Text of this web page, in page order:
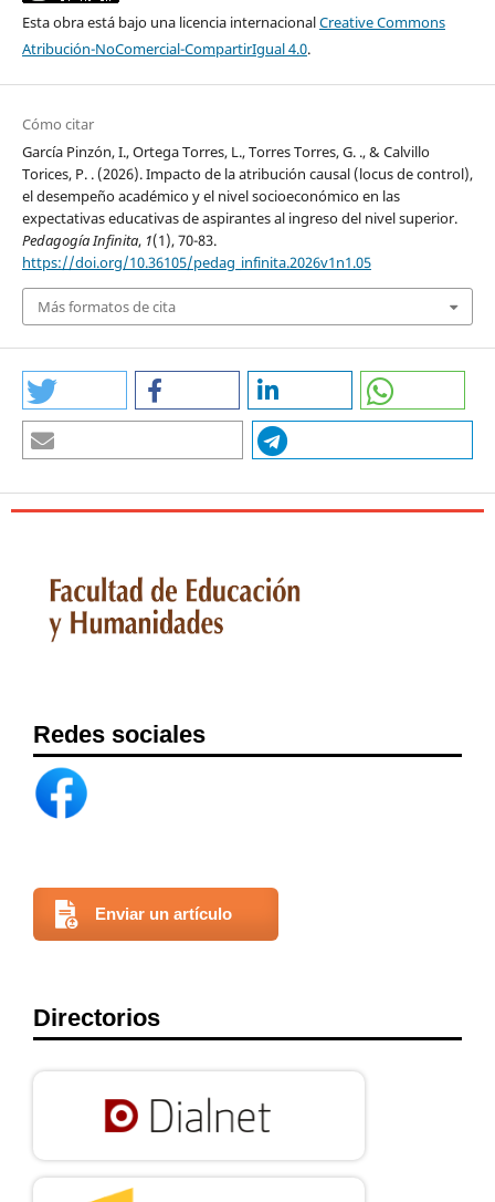
Esta obra está bajo una licencia internacionalCreative Commons
Atribución-NoComercial-CompartirIgual 4.0.
Cómo citar
García Pinzón, I., Ortega Torres, L., Torres Torres, G. ., & Calvillo
Torices, P. . (2026). Impacto de la atribución causal (locus de control),
el desempeño académico y el nivel socioeconómico en las
expectativas educativas de aspirantes al ingreso del nivel superior.
Pedagogía Infinita, 1(1), 70-83.
https://doi.org/10.36105/pedag_infinita.2026v1n1.05
Más formatos de cita
Redes sociales
Enviar un artículo
Directorios